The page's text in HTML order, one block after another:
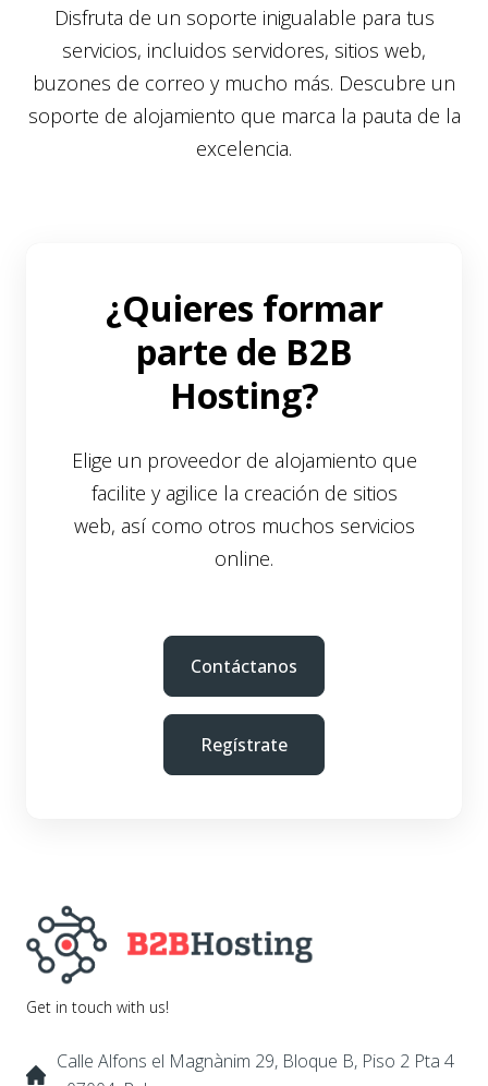
Disfruta de un soporte inigualable para tus
servicios, incluidos servidores, sitios web,
buzones de correo y mucho más. Descubre un
soporte de alojamiento que marca la pauta de la
excelencia.
¿Quieres formar
parte de B2B
Hosting?
Elige un proveedor de alojamiento que
facilite y agilice la creación de sitios
web, así como otros muchos servicios
online.
Regístrate
Contáctanos
Get in touch with us!
Calle Alfons el Magnànim 29, Bloque B, Piso 2 Pta 4